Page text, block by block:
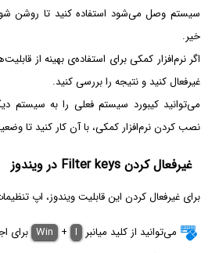
سیستم وصل می‌شود استفاده کنید تا روشن
خیر.
اگر نرم‌افزار کمکی برای استفاده‌ی بهینه از
غیرفعال کنید و نتیجه را بررسی کنید.
می‌توانید کیبورد سیستم فعلی را به سیستم
نصب کردن نرم‌افزار کمکی، با آن کار کنید تا
غیرفعال کردن Filter keys در ویندوز
برای غیرفعال کردن این قابلیت ویندوز، اپ
می‌توانید از کلید میانبر Win + I